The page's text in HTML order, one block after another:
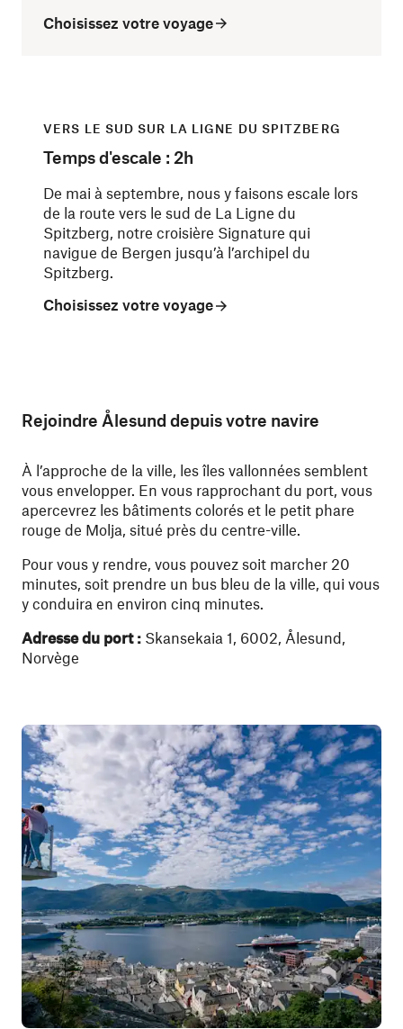
Choisissez votre voyage
VERS LE SUD SUR LA LIGNE DU SPITZBERG
Temps d'escale : 2h
De mai à septembre, nous y faisons escale lors
de la route vers le sud de La Ligne du
Spitzberg, notre croisière Signature qui
navigue de Bergen jusqu’à l’archipel du
Spitzberg.
Choisissez votre voyage
Rejoindre Ålesund depuis votre navire
À l’approche de la ville, les îles vallonnées semblent
vous envelopper. En vous rapprochant du port, vous
apercevrez les bâtiments colorés et le petit phare
rouge de Molja, situé près du centre-ville.
Pour vous y rendre, vous pouvez soit marcher 20
minutes, soit prendre un bus bleu de la ville, qui vous
y conduira en environ cinq minutes.
Adresse du port : Skansekaia 1, 6002, Ålesund,
Norvège